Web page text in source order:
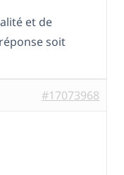
et de
soit
#17073968